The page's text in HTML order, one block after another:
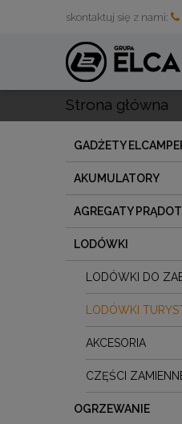
skontaktuj się z nami:
Strona główna
GADŻETY
AKUMULATORY
AGREGATY
LODÓWKI
LODÓWKI DO
LODÓWKI
AKCESORIA
CZĘŚCI
OGRZEWANIE